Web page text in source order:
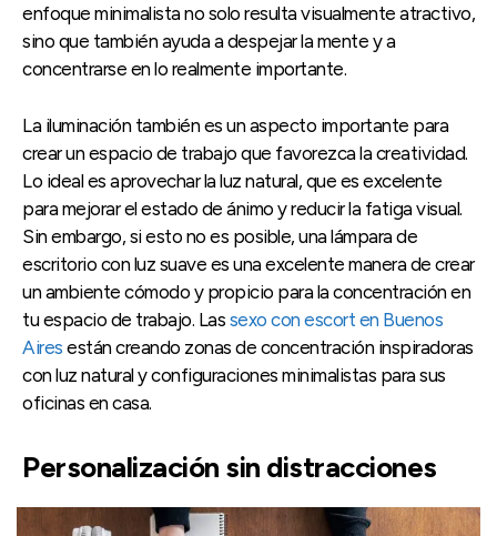
enfoque minimalista no solo resulta visualmente atractivo,
sino que también ayuda a despejar la mente y a
concentrarse en lo realmente importante.
La iluminación también es un aspecto importante para
crear un espacio de trabajo que favorezca la creatividad.
Lo ideal es aprovechar la luz natural, que es excelente
para mejorar el estado de ánimo y reducir la fatiga visual.
Sin embargo, si esto no es posible, una lámpara de
escritorio con luz suave es una excelente manera de crear
un ambiente cómodo y propicio para la concentración en
tu espacio de trabajo. Las sexo con escort en Buenos
Aires están creando zonas de concentración inspiradoras
con luz natural y configuraciones minimalistas para sus
oficinas en casa.
Personalización sin distracciones